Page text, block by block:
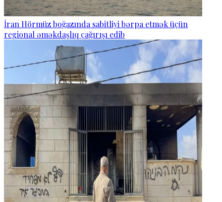
İran Hörmüz boğazında sabitliyi bərpa etmək üçün
regional əməkdaşlıq çağırışı edib